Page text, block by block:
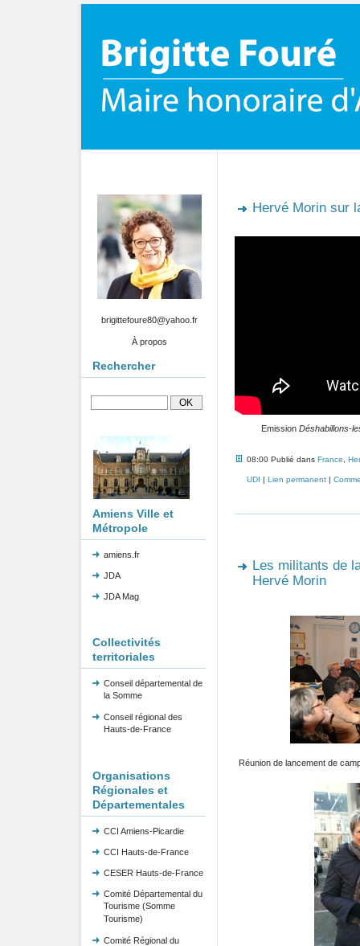
brigittefoure80@yahoo.fr
À propos
Rechercher
Amiens Ville et
Métropole
amiens.fr
JDA
JDA Mag
Collectivités
territoriales
Conseil départemental de
la Somme
Conseil régional des
Hauts-de-France
Organisations
Régionales et
Départementales
CCI Amiens-Picardie
CCI Hauts-de-France
CESER Hauts-de-France
Comité Départemental du
Tourisme (Somme
Tourisme)
Comité Régional du
Hervé Morin sur
Emission Déshabillons-
08:00 Publié dans France
UDI | Lien permanent|
Les militants de
Hervé Morin
Réunion de lancement de